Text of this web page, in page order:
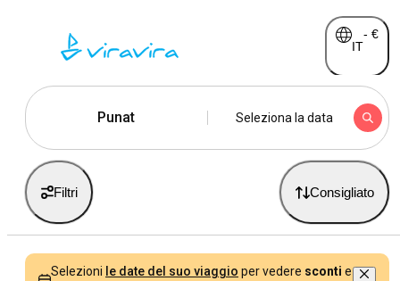
IT
- €
Punat Seleziona la data
Filtri Consigliato
Selezioni le date del suo viaggio per vedere sconti e